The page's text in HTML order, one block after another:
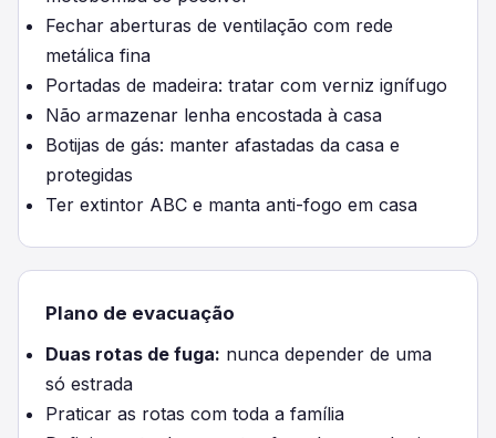
Fechar aberturas de ventilação com rede
metálica fina
Portadas de madeira: tratar com verniz ignífugo
Não armazenar lenha encostada à casa
Botijas de gás: manter afastadas da casa e
protegidas
Ter extintor ABC e manta anti-fogo em casa
Plano de evacuação
Duas rotas de fuga: nunca depender de uma
só estrada
Praticar as rotas com toda a família